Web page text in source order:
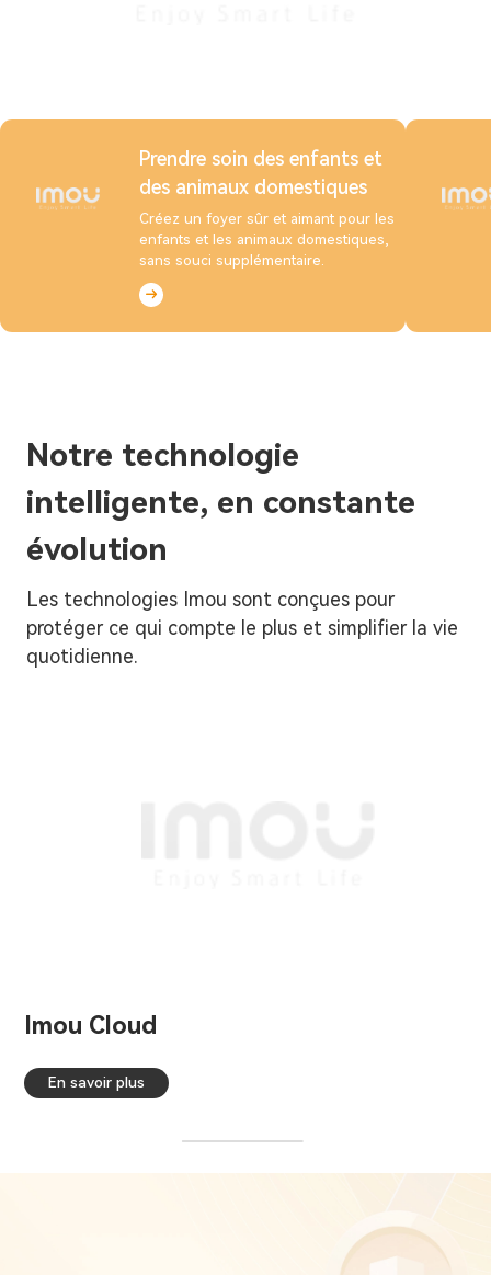
Prendre soin des enfants et
des animaux domestiques
Créez un foyer sûr et aimant pour les
enfants et les animaux domestiques,
sans souci supplémentaire.
Notre technologie
intelligente, en constante
évolution
Les technologies Imou sont conçues pour
protéger ce qui compte le plus et simplifier la vie
quotidienne.
Imou Cloud
En savoir plus